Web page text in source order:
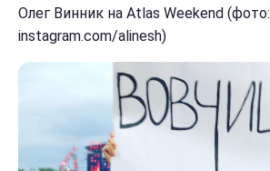
Олег Винник на Atlas Weekend (фото:
instagram.com/alinesh)